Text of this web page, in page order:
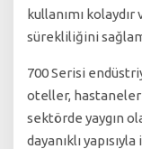
kullanımı
sürekliliğini
700 Serisi
oteller,
sektörde yaygın
dayanıklı